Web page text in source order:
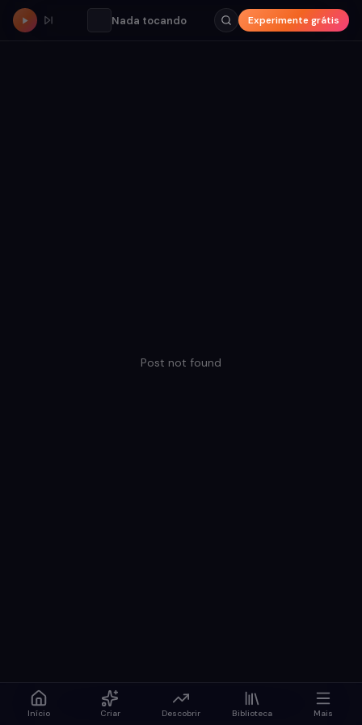
Nada tocando Experimente grátis
Post not found
Início Criar Descobrir Biblioteca Mais